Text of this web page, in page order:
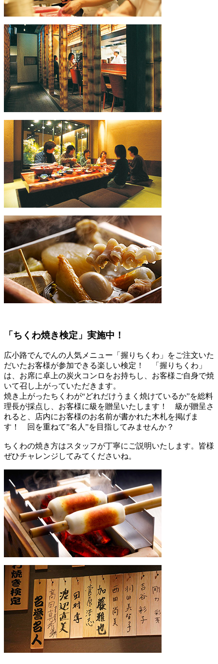
「ちくわ焼き検定」実施中！
広小路でんでんの人気メニュー「握りちくわ」をご注文いた
だいたお客様が参加できる楽しい検定！ 「握りちくわ」
は、お席に卓上の炭火コンロをお持ちし、お客様ご自身で焼
いて召し上がっていただきます。
焼き上がったちくわが“どれだけうまく焼けているか”を総料
理長が採点し、お客様に級を贈呈いたします！ 級が贈呈さ
れると、店内にお客様のお名前が書かれた木札を掲げま
す！ 回を重ねて”名人”を目指してみませんか？
ちくわの焼き方はスタッフが丁寧にご説明いたします。皆様
ぜひチャレンジしてみてくださいね。